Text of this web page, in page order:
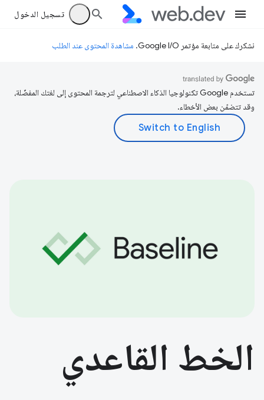
تسجيل الدخول
نشكرك على متابعة مؤتمر Google I/O. مشاهدة المحتوى عند الطلب
تستخدم Google تكنولوجيا الذكاء الاصطناعي لترجمة المحتوى إلى لغتك المفضّلة،
وقد تتضمّن بعض الأخطاء.
الخط القاعدي